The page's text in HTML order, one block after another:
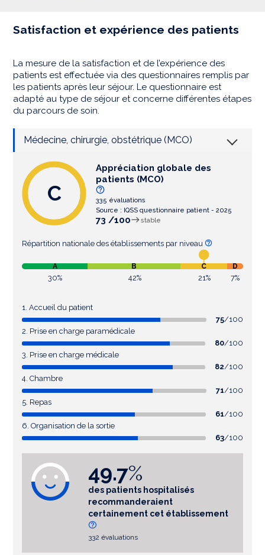
Satisfaction et expérience des patients
La mesure de la satisfaction et de l’expérience des
patients est effectuée via des questionnaires remplis par
les patients après leur séjour. Le questionnaire est
adapté au type de séjour et concerne différentes étapes
du parcours de soin.
Médecine, chirurgie, obstétrique (MCO)
Appréciation globale des
patients (MCO)
335 évaluations
Source : IQSS questionnaire patient - 2025
73 /100 stable
C
Répartition nationale des établissements par niveau
A B C D
30% 42% 21% 7%
1. Accueil du patient
75/100
2. Prise en charge paramédicale
80/100
3. Prise en charge médicale
82/100
4. Chambre
71/100
5. Repas
61/100
6. Organisation de la sortie
63/100
49.7%
des patients hospitalisés
recommanderaient
certainement cet établissement
332 évaluations